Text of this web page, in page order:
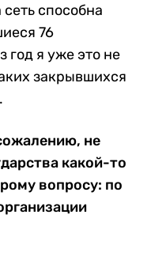
способна
76
год я уже это не
закрывшихся
не
какой-то
вопросу: по